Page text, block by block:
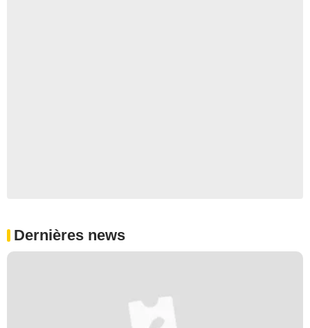
Dernières news